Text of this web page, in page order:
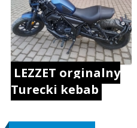
LEZZET orginalny
Turecki kebab